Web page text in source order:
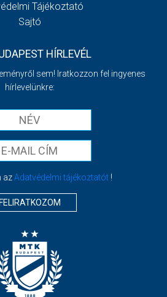
Tájékoztató
Sajtó
HÍRLEVÉL
sem! Iratkozzon fel ingyenes
hírlevelünkre:
azAdatvédelmi tájékoztatót!
FELIRATKOZOM